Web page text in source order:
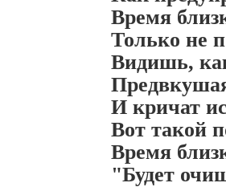
Время
Только не
Видишь,
И кричат
Вот такой
Время
"Будет